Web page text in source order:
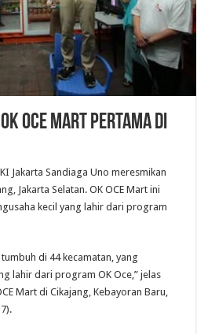
OCE Mart Pertama di
Jakarta Sandiaga Uno meresmikan
Jakarta Selatan. OK OCE Mart ini
kecil yang lahir dari program
di 44 kecamatan, yang
lahir dari program OK Oce,” jelas
Mart di Cikajang, Kebayoran Baru,